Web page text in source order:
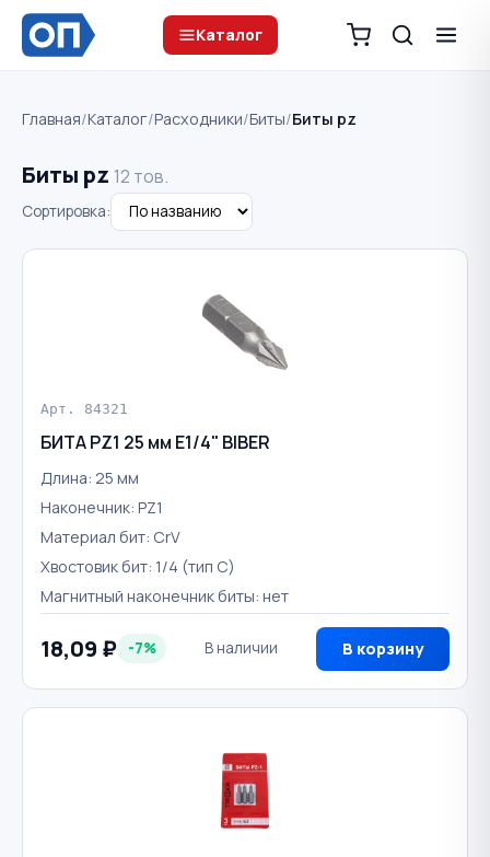
Каталог
Главная/Каталог/Расходники/Биты/Биты pz
Биты pz 12 тов.
Сортировка:
Арт. 84321
БИТА PZ1 25 мм Е1/4" BIBER
Длина: 25 мм
Наконечник: PZ1
Материал бит: CrV
Хвостовик бит: 1/4 (тип С)
Магнитный наконечник биты: нет
18,09 ₽ -7% В наличии В корзину